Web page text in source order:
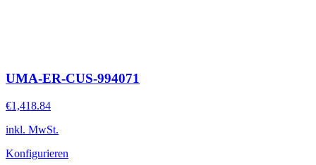
UMA-ER-CUS-994071
€1,418.84
inkl. MwSt.
Konfigurieren